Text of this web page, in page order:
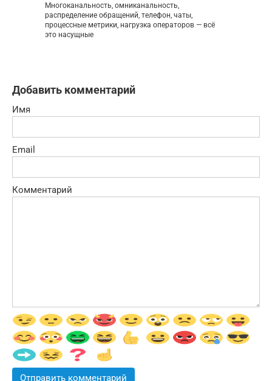
Многоканальность, омниканальность,
распределение обращений, телефон, чаты,
процессные метрики, нагрузка операторов — всё
это насущные
Добавить комментарий
Имя
Email
Комментарий